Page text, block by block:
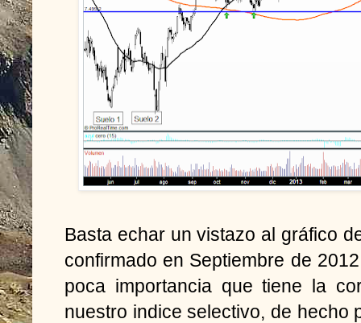
Basta echar un vistazo al gráfico
confirmado en Septiembre de
poca importancia que tiene la
nuestro indice selectivo, de hecho